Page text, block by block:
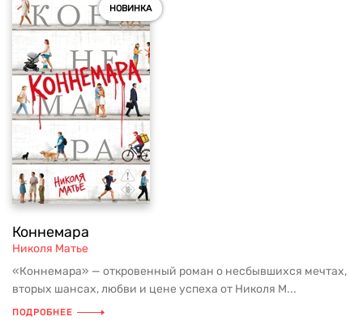
НОВИНКА
Коннемара
Николя Матье
«Коннемара» — откровенный роман о несбывшихся мечтах,
вторых шансах, любви и цене успеха от Николя М...
ПОДРОБНЕЕ